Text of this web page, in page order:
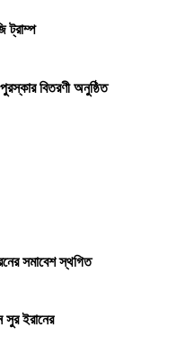
ট্রাম্প
পুরস্কার বিতরণী অনুষ্ঠিত
সমাবেশ স্থগিত
সুর ইরানের